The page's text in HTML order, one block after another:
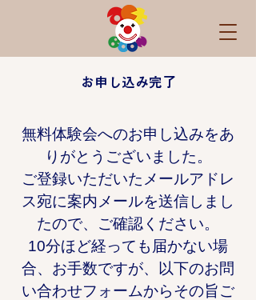
​お申し込み完了
無料体験会へのお申し込みをあ
りがとうございました。
​ご登録いただいたメールアドレ
ス宛に案内メールを送信しまし
たので、ご確認ください。
​10分ほど経っても届かない場
合、お手数ですが、以下のお問
い合わせフォームからその旨ご